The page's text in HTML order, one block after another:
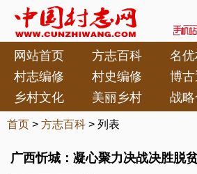
网站首页 方志百科 名
村志编修
村史编修 博
乡村文化
美丽乡村 战
首页 > 方志百科 > 列表
广西忻城：凝心聚力决战决胜脱